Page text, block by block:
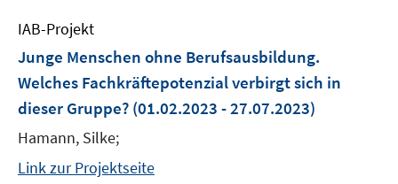
IAB-Projekt
Junge Menschen ohne Berufsausbildung.
Welches Fachkräftepotenzial verbirgt sich in
dieser Gruppe? (01.02.2023 - 27.07.2023)
Hamann, Silke;
Link zur Projektseite